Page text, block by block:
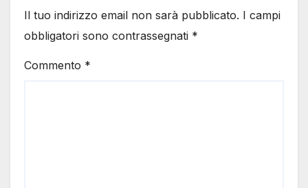
Il tuo indirizzo email non sarà pubblicato. I campi
obbligatori sono contrassegnati *
Commento *